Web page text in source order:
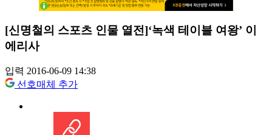
[신명철의 스포츠 인물 열전]‘녹색 테이블 여왕’ 이
에리사
입력 2016-06-09 14:38
선호매체 추가